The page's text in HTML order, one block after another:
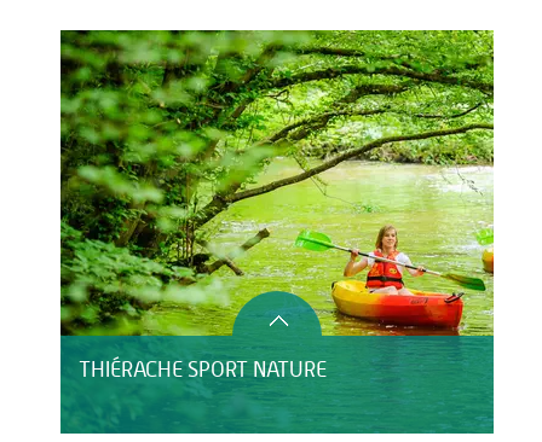
THIÉRACHE SPORT NATURE